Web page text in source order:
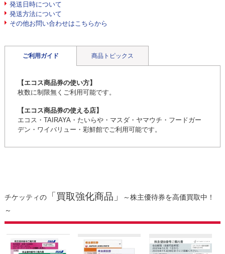
発送日時について
発送方法について
その他お問い合わせはこちらから
ご利用ガイド 商品トピックス
【エコス商品券の使い方】
枚数に制限無くご利用可能です。
【エコス商品券の使える店】
エコス・TAIRAYA・たいらや・マスダ・ヤマウチ・フードガー
デン・ワイバリュー・彩鮮館でご利用可能です。
チケッティの「買取強化商品」
～株主優待券を高価買取中！
～